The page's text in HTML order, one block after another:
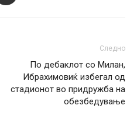
Следно
По дебаклот со Милан,
Ибрахимовиќ избегал од
стадионот во придружба на
обезбедување